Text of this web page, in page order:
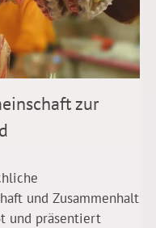
zur
und Zusammenhalt
und präsentiert